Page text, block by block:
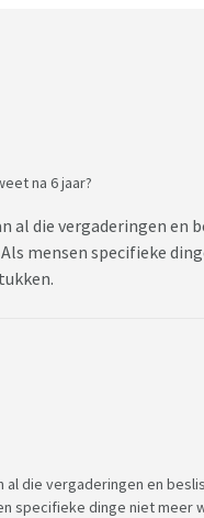
na 6 jaar?
al die vergaderingen en
mensen specifieke
al die vergaderingen en
specifieke dinge niet meer